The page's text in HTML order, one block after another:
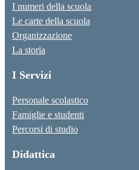
I numeri della scuola
Le carte della scuola
Organizzazione
La storia
I Servizi
Personale scolastico
Famiglie e studenti
Percorsi di studio
Didattica